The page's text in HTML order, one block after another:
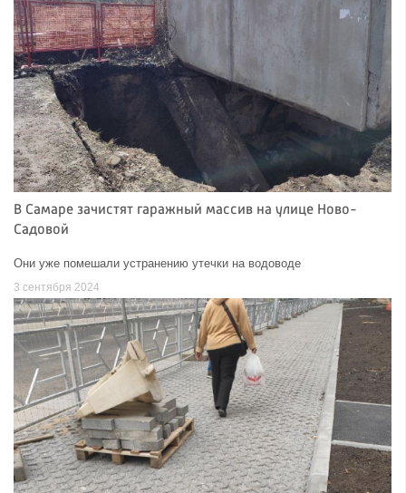
В Самаре зачистят гаражный массив на улице Ново-
Садовой
Они уже помешали устранению утечки на водоводе
3 сентября 2024